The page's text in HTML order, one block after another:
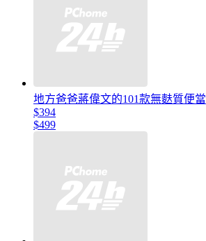
地方爸爸蔣偉文的101款無麩質便當
$394
$499